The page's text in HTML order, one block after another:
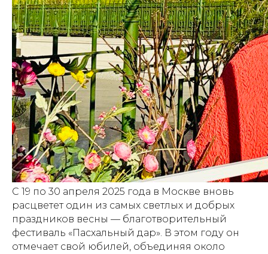
С 19 по 30 апреля 2025 года в Москве вновь
расцветет один из самых светлых и добрых
праздников весны — благотворительный
фестиваль «Пасхальный дар». В этом году он
отмечает свой юбилей, объединяя около